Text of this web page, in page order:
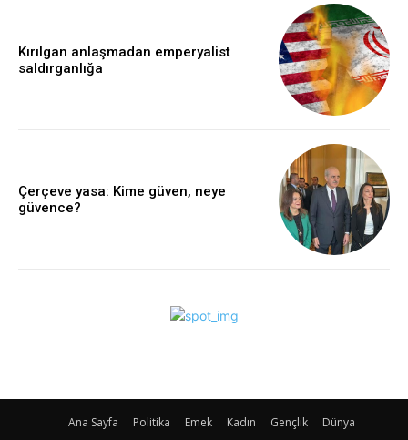
Kırılgan anlaşmadan emperyalist
saldırganlığa
Çerçeve yasa: Kime güven, neye
güvence?
Ana Sayfa Politika Emek Kadın Gençlik Dünya